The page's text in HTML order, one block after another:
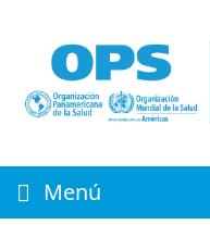
contenido
principal
Menú